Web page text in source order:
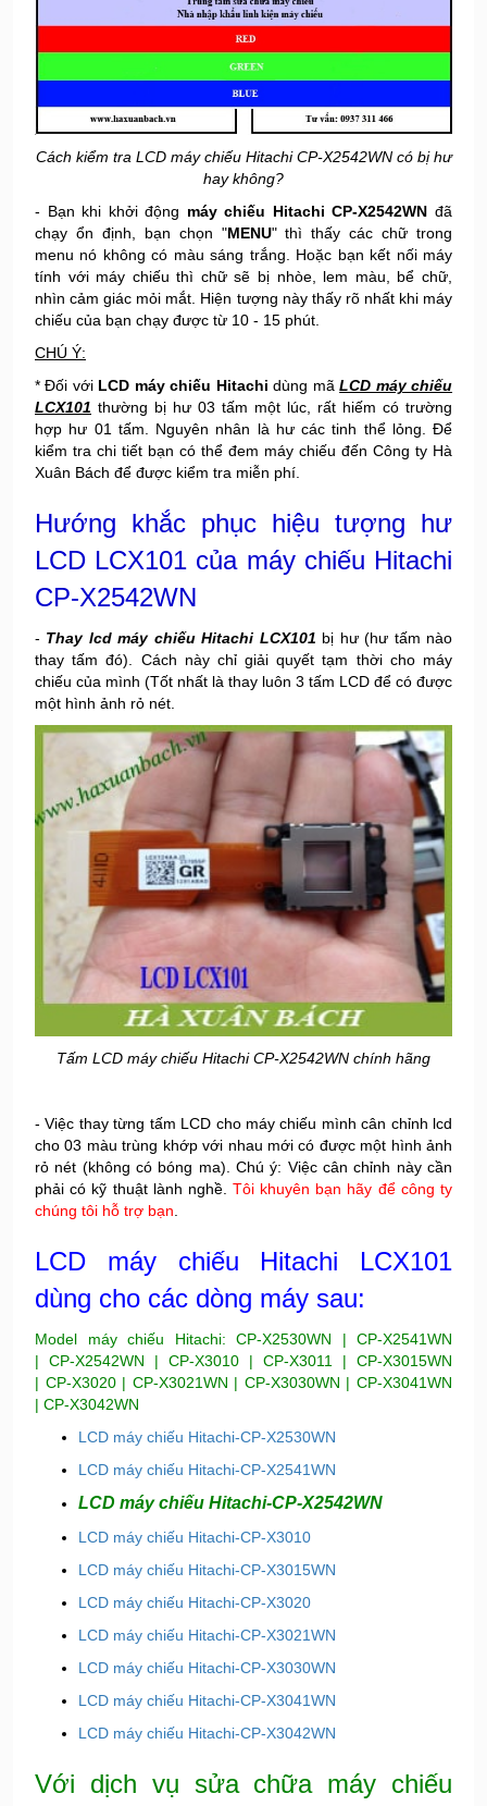
Cách kiểm tra LCD máy chiếu Hitachi CP-X2542WN có bị hư
hay không?
- Bạn khi khởi động máy chiếu Hitachi CP-X2542WN đã
chạy ổn định, bạn chọn "MENU" thì thấy các chữ trong
menu nó không có màu sáng trắng. Hoặc bạn kết nối máy
tính với máy chiếu thì chữ sẽ bị nhòe, lem màu, bể chữ,
nhìn cảm giác mỏi mắt. Hiện tượng này thấy rõ nhất khi máy
chiếu của bạn chạy được từ 10 - 15 phút.
CHÚ Ý:
* Đối với LCD máy chiếu Hitachi dùng mãLCD máy chiếu
LCX101 thường bị hư 03 tấm một lúc, rất hiếm có trường
hợp hư 01 tấm. Nguyên nhân là hư các tinh thể lỏng. Để
kiểm tra chi tiết bạn có thể đem máy chiếu đến Công ty Hà
Xuân Bách để được kiểm tra miễn phí.
Hướng khắc phục hiệu tượng hư
LCD LCX101 của máy chiếu Hitachi
CP-X2542WN
- Thay lcd máy chiếu Hitachi LCX101 bị hư (hư tấm nào
thay tấm đó). Cách này chỉ giải quyết tạm thời cho máy
chiếu của mình (Tốt nhất là thay luôn 3 tấm LCD để có được
một hình ảnh rỏ nét.
Tấm LCD máy chiếu Hitachi CP-X2542WN chính hãng
- Việc thay từng tấm LCD cho máy chiếu mình cân chỉnh lcd
cho 03 màu trùng khớp với nhau mới có được một hình ảnh
rỏ nét (không có bóng ma). Chú ý: Việc cân chỉnh này cần
phải có kỹ thuật lành nghề. Tôi khuyên bạn hãy để công ty
chúng tôi hỗ trợ bạn
LCD máy chiếu Hitachi LCX101
dùng cho các dòng máy sau:
Model máy chiếu Hitachi: CP-X2530WN | CP-X2541WN
| CP-X2542WN | CP-X3010 | CP-X3011 | CP-X3015WN
| CP-X3020 | CP-X3021WN | CP-X3030WN | CP-X3041WN
| CP-X3042WN
LCD máy chiếu Hitachi-CP-X2530WN
LCD máy chiếu Hitachi-CP-X2541WN
LCD máy chiếu Hitachi-CP-X2542WN
LCD máy chiếu Hitachi-CP-X3010
LCD máy chiếu Hitachi-CP-X3015WN
LCD máy chiếu Hitachi-CP-X3020
LCD máy chiếu Hitachi-CP-X3021WN
LCD máy chiếu Hitachi-CP-X3030WN
LCD máy chiếu Hitachi-CP-X3041WN
LCD máy chiếu Hitachi-CP-X3042WN
Với dịch vụ sửa chữa máy chiếu